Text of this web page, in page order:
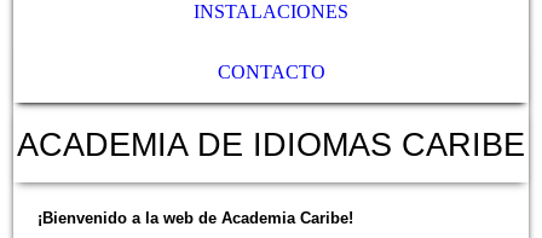
INSTALACIONES
CONTACTO
ACADEMIA DE IDIOMAS CARIBE
¡Bienvenido a la web de Academia Caribe!